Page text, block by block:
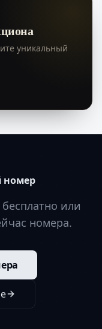
уникальный
номер
или
номера.